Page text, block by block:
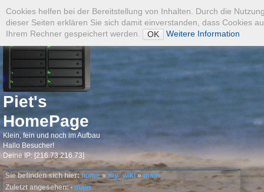
Piet's
HomePage
Klein, fein und noch im Aufbau
Hallo Besucher!
Deine IP: [216.73.216.73]
Admin
Suche
Sie befinden sich hier:home»my_wiki»main
Zuletzt angesehen: • main
Cookies helfen bei der Bereitstellung von Inhalten. Durch die
dieser Seiten erklären Sie sich damit einverstanden, dass Cookies
Ihrem Rechner gespeichert werden.
OK Weitere Information